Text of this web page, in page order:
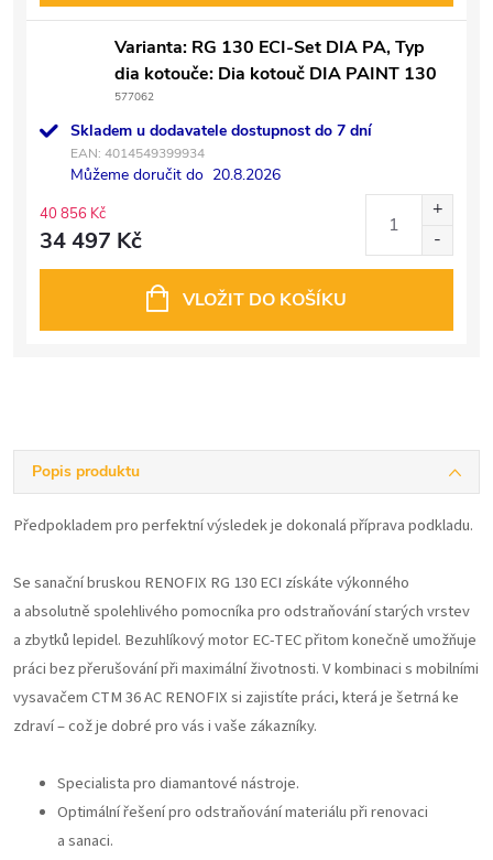
Varianta: RG 130 ECI-Set DIA PA, Typ
dia kotouče: Dia kotouč DIA PAINT 130
577062
Skladem u dodavatele dostupnost do 7 dní
EAN: 4014549399934
Můžeme doručit do 20.8.2026
40 856 Kč
34 497 Kč
VLOŽIT DO KOŠÍKU
Popis produktu
Předpokladem pro perfektní výsledek je dokonalá příprava podkladu.
Se sanační bruskou RENOFIX RG 130 ECI získáte výkonného
a absolutně spolehlivého pomocníka pro odstraňování starých vrstev
a zbytků lepidel. Bezuhlíkový motor EC-TEC přitom konečně umožňuje
práci bez přerušování při maximální životnosti. V kombinaci s mobilními
vysavačem CTM 36 AC RENOFIX si zajistíte práci, která je šetrná ke
zdraví – což je dobré pro vás i vaše zákazníky.
Specialista pro diamantové nástroje.
Optimální řešení pro odstraňování materiálu při renovaci
a sanaci.